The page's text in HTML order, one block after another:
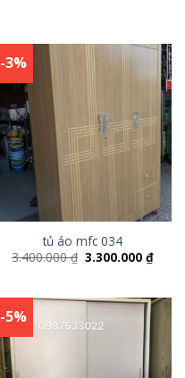
-3%
tủ áo mfc 034
3.400.000₫ 3.300.000₫
-5%